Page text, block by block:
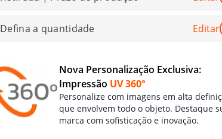
Defina a quantidade Editar
Nova Personalização Exclusiva:
Impressão UV 360°
Personalize com imagens em alta
que envolvem todo o objeto. Destaque
marca com sofisticação e inovação.